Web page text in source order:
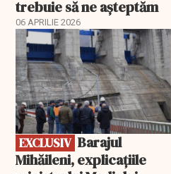
trebuie să ne așteptăm
06 APRILIE 2026
EXCLUSIV
EXCLUSIV
Mihăileni, explicațiile